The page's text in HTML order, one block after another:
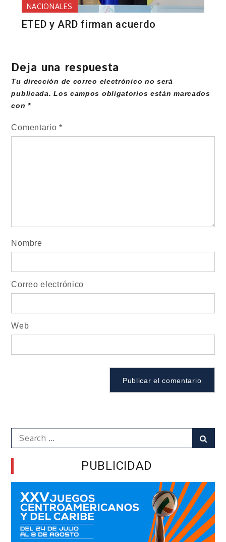
NACIONALES
ETED y ARD firman acuerdo
Deja una respuesta
Tu dirección de correo electrónico no será
publicada. Los campos obligatorios están marcados
con*
Comentario*
Nombre
Correo electrónico
Web
Search
for:
PUBLICIDAD